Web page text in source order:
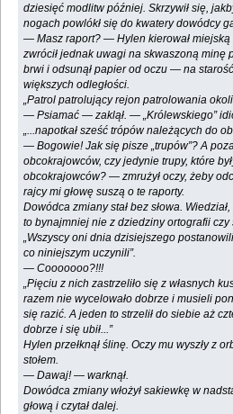
dziesięć modlitw później. Skrzywił się,
nogach powlókł się do kwatery dowódcy
— Masz raport? — Hylen kierował miejską
zwrócił jednak uwagi na skwaszoną minę
brwi i odsunął papier od oczu — na
większych odległości.
„Patrol patrolujący rejon patrolowania
— Psiamać — zaklął. — „Królewskiego”
„...napotkał sześć trópów należących do
— Bogowie! Jak się pisze „trupów”? A
obcokrajowców, czy jedynie trupy, które
obcokrajowców? — zmrużył oczy, żeby
rajcy mi głowę suszą o te raporty.
Dowódca zmiany stał bez słowa.
to bynajmniej nie z dziedziny ortografii czy
„Wszyscy oni dnia dzisiejszego
co niniejszym uczynili”.
— Cooooooo?!!!
„Pięciu z nich zastrzeliło się z własnych
razem nie wycelowało dobrze i musieli
się razić. A jeden to strzelił do siebie aż
dobrze i się ubił...”
Hylen przełknął ślinę. Oczy mu wyszły z
stołem.
— Dawaj! — warknął.
Dowódca zmiany włożył sakiewkę w
głową i czytał dalej.